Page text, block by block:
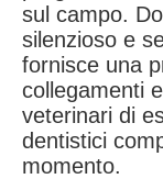
sul campo.
silenzioso e
fornisce una
collegamenti
veterinari di
dentistici
momento.